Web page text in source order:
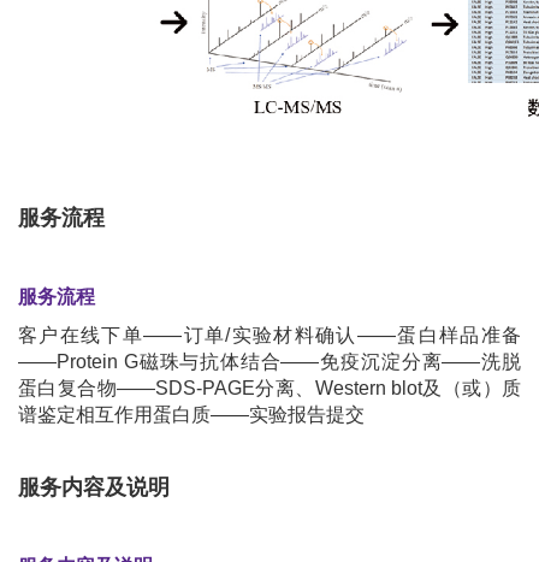
服务流程
服务流程
客户在线下单——订单/实验材料确认——蛋白样品准备
——Protein G磁珠与抗体结合——免疫沉淀分离——洗脱
蛋白复合物——SDS-PAGE分离、Western blot及（或）质
谱鉴定相互作用蛋白质——实验报告提交
服务内容及说明